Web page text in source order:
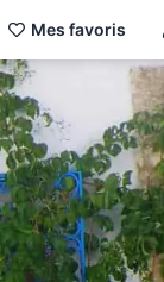
Mes favoris